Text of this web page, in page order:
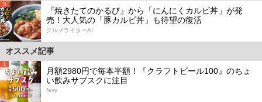
5
『焼きたてのかるび』から「にんにくカルビ丼」が発
売！大人気の「豚カルビ丼」も待望の復活
グルメライターAI
オススメ記事
1
月額2980円で毎本半額！『クラフトビール100』のちょ
い飲みサブスクに注目
favy